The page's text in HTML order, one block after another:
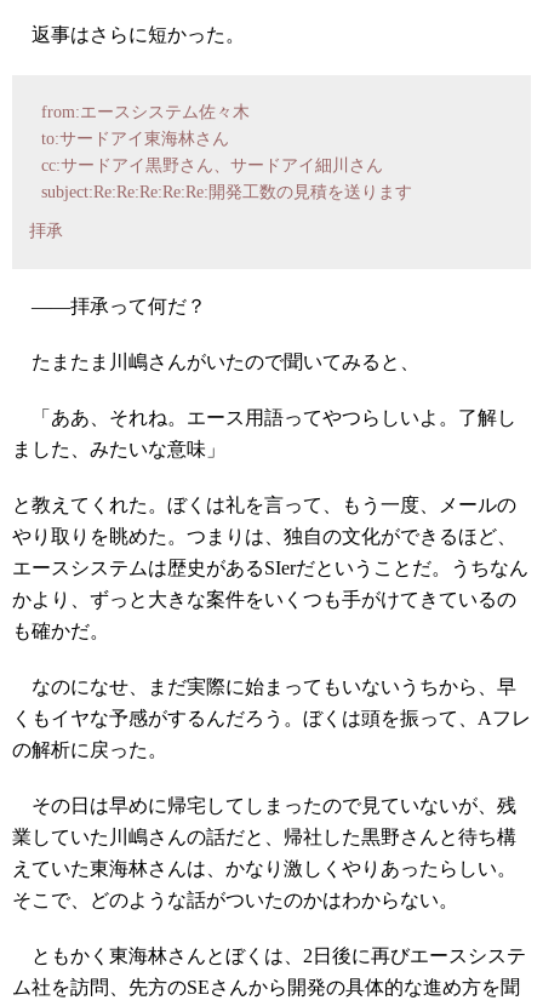
返事はさらに短かった。
from:エースシステム佐々木
to:サードアイ東海林さん
cc:サードアイ黒野さん、サードアイ細川さん
subject:Re:Re:Re:Re:Re:開発工数の見積を送ります
拝承
――拝承って何だ？
たまたま川嶋さんがいたので聞いてみると、
「ああ、それね。エース用語ってやつらしいよ。了解し
ました、みたいな意味」
と教えてくれた。ぼくは礼を言って、もう一度、メールの
やり取りを眺めた。つまりは、独自の文化ができるほど、
エースシステムは歴史があるSIerだということだ。うちなん
かより、ずっと大きな案件をいくつも手がけてきているの
も確かだ。
なのになせ、まだ実際に始まってもいないうちから、早
くもイヤな予感がするんだろう。ぼくは頭を振って、Aフレ
の解析に戻った。
その日は早めに帰宅してしまったので見ていないが、残
業していた川嶋さんの話だと、帰社した黒野さんと待ち構
えていた東海林さんは、かなり激しくやりあったらしい。
そこで、どのような話がついたのかはわからない。
ともかく東海林さんとぼくは、2日後に再びエースシステ
ム社を訪問、先方のSEさんから開発の具体的な進め方を聞